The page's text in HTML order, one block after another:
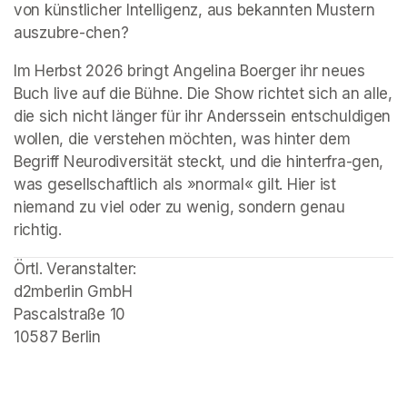
von künstlicher Intelligenz, aus bekannten Mustern
auszubre-chen?
Im Herbst 2026 bringt Angelina Boerger ihr neues
Buch live auf die Bühne. Die Show richtet sich an alle,
die sich nicht länger für ihr Anderssein entschuldigen
wollen, die verstehen möchten, was hinter dem
Begriff Neurodiversität steckt, und die hinterfra-gen,
was gesellschaftlich als »normal« gilt. Hier ist
niemand zu viel oder zu wenig, sondern genau
richtig.
Örtl. Veranstalter:
d2mberlin GmbH
Pascalstraße 10
10587 Berlin